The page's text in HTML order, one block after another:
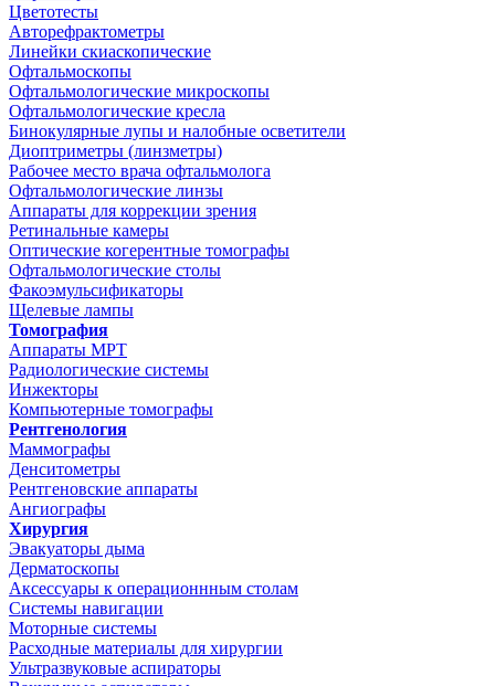
Цветотесты
Авторефрактометры
Линейки скиаскопические
Офтальмоскопы
Офтальмологические микроскопы
Офтальмологические кресла
Бинокулярные лупы и налобные осветители
Диоптриметры (линзметры)
Рабочее место врача офтальмолога
Офтальмологические линзы
Аппараты для коррекции зрения
Ретинальные камеры
Оптические когерентные томографы
Офтальмологические столы
Факоэмульсификаторы
Щелевые лампы
Томография
Аппараты МРТ
Радиологические системы
Инжекторы
Компьютерные томографы
Рентгенология
Маммографы
Денситометры
Рентгеновские аппараты
Ангиографы
Хирургия
Эвакуаторы дыма
Дерматоскопы
Аксессуары к операционнным столам
Системы навигации
Моторные системы
Расходные материалы для хирургии
Ультразвуковые аспираторы